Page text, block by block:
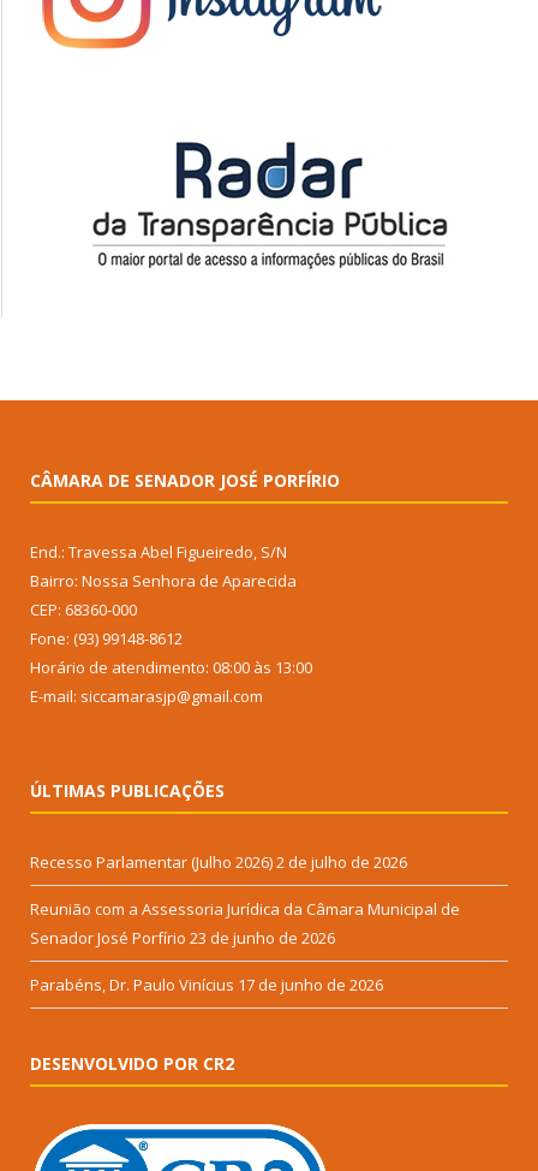
CÂMARA DE SENADOR JOSÉ PORFÍRIO
End.: Travessa Abel Figueiredo, S/N
Bairro: Nossa Senhora de Aparecida
CEP: 68360-000
Fone: (93) 99148-8612
Horário de atendimento: 08:00 às 13:00
E-mail: siccamarasjp@gmail.com
ÚLTIMAS PUBLICAÇÕES
Recesso Parlamentar (Julho 2026)2 de julho de 2026
Reunião com a Assessoria Jurídica da Câmara Municipal de
Senador José Porfírio 23 de junho de 2026
Parabéns, Dr. Paulo Vinícius 17 de junho de 2026
DESENVOLVIDO POR CR2